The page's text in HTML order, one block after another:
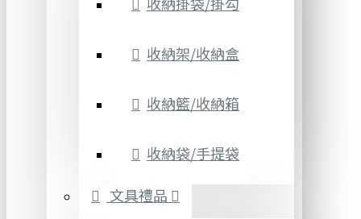
收納架/收納盒
收納籃/收納箱
收納袋/手提袋
文具禮品